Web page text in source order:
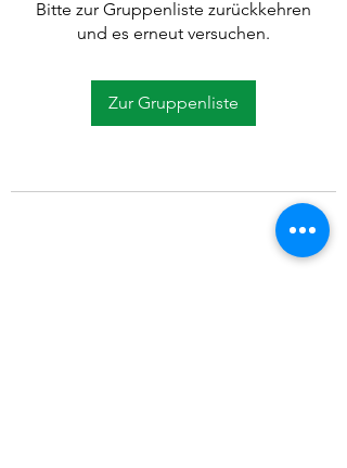
Bitte zur Gruppenliste zurückkehren
und es erneut versuchen.
Zur Gruppenliste